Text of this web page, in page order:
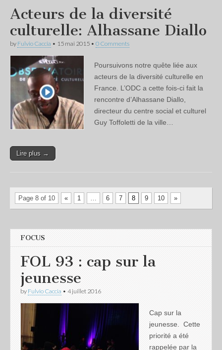
Acteurs de la diversité
culturelle: Alhassane Diallo
by Fulvio Caccia • 15 mai 2015 • 0 Comments
Poursuivons notre quête liée aux
acteurs de la diversité culturelle en
France. L’ODC a cette fois-ci fait la
rencontre d’Alhassane Diallo,
directeur du centre social et culturel
Guy Toffoletti de la ville…
Lire plus →
Page 8 of 10 « 1 … 6 7 8 9 10 »
FOCUS
FOL 93 : cap sur la
jeunesse
by Fulvio Caccia • 4 juillet 2016
Cap sur la
jeunesse. Cette
priorité a été
rappelée par la